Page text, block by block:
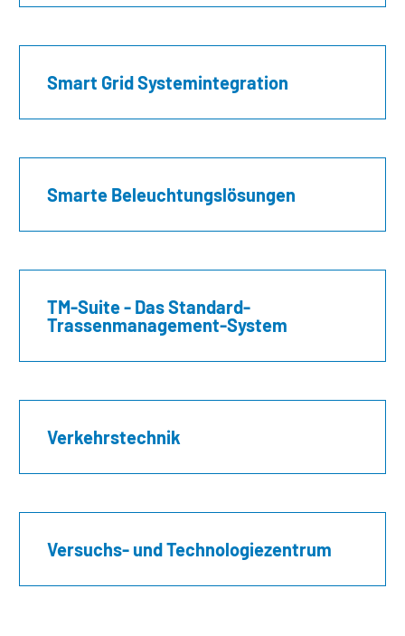
Smart Grid Systemintegration
Smarte Beleuchtungs­lösungen
TM-Suite - Das Standard-
Trassenmanagement-System
Verkehrstechnik
Versuchs- und Technologiezentrum